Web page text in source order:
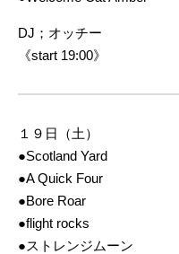
DJ；オッチー
《start 19:00》
１９日（土）
●Scotland Yard
●A Quick Four
●Bore Roar
●flight rocks
●ストレンジムーン